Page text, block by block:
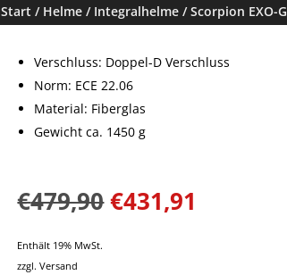
Start / Helme / Integralhelme / Scorpion EXO-
Verschluss: Doppel-D Verschluss
Norm: ECE 22.06
Material: Fiberglas
Gewicht ca. 1450 g
€479,90€431,91
Enthält 19% MwSt.
zzgl.Versand